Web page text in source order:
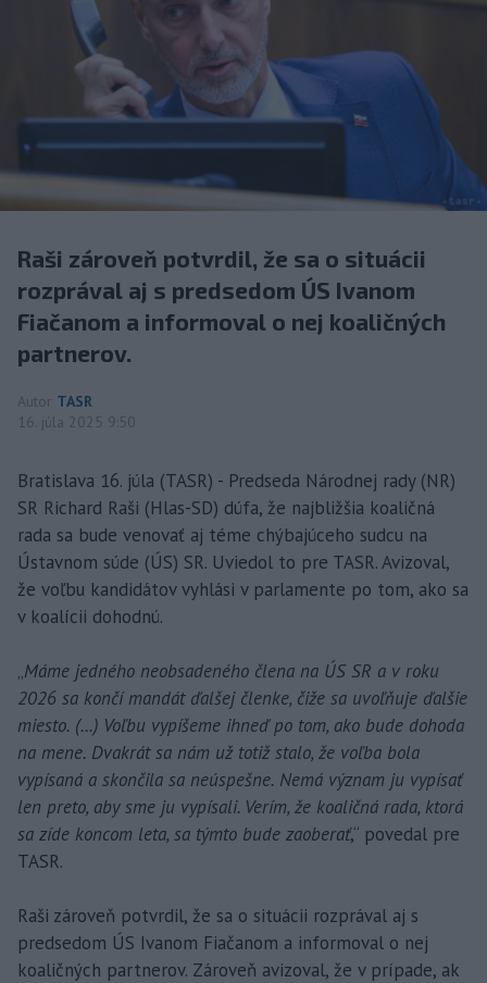
Raši zároveň potvrdil, že sa o situácii
rozprával aj s predsedom ÚS Ivanom
Fiačanom a informoval o nej koaličných
partnerov.
Autor TASR
16. júla 2025 9:50
Bratislava 16. júla (TASR) - Predseda Národnej rady (NR)
SR Richard Raši (Hlas-SD) dúfa, že najbližšia koaličná
rada sa bude venovať aj téme chýbajúceho sudcu na
Ústavnom súde (ÚS) SR. Uviedol to pre TASR. Avizoval,
že voľbu kandidátov vyhlási v parlamente po tom, ako sa
v koalícii dohodnú.
„Máme jedného neobsadeného člena na ÚS SR a v roku
2026 sa končí mandát ďalšej členke, čiže sa uvoľňuje ďalšie
miesto. (...) Voľbu vypíšeme ihneď po tom, ako bude dohoda
na mene. Dvakrát sa nám už totiž stalo, že voľba bola
vypísaná a skončila sa neúspešne. Nemá význam ju vypísať
len preto, aby sme ju vypísali. Verím, že koaličná rada, ktorá
sa zíde koncom leta, sa týmto bude zaoberať,“ povedal pre
TASR.
Raši zároveň potvrdil, že sa o situácii rozprával aj s
predsedom ÚS Ivanom Fiačanom a informoval o nej
koaličných partnerov. Zároveň avizoval, že v prípade, ak